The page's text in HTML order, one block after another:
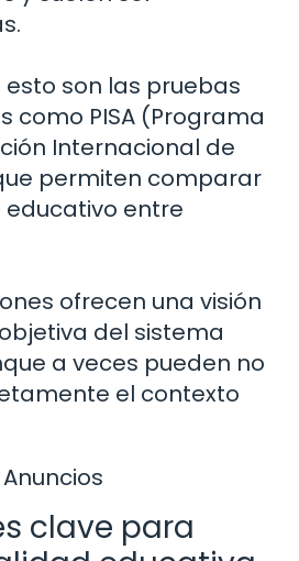
son las pruebas
como PISA (Programa
Internacional de
permiten comparar
entre
ofrecen una visión
del sistema
a veces pueden no
el contexto
Anuncios
clave para